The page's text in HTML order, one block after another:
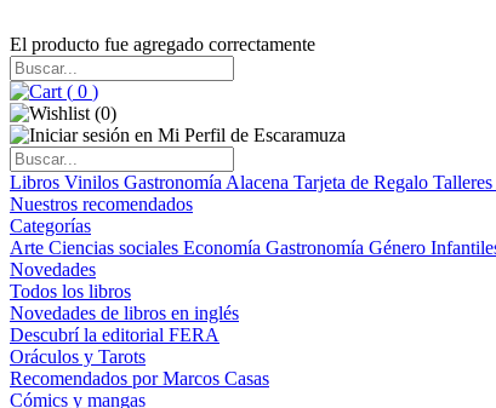
El producto fue agregado correctamente
( 0 )
(0)
Libros Vinilos Gastronomía Alacena Tarjeta de Regalo Talleres
Nuestros recomendados
Categorías
Arte Ciencias sociales Economía Gastronomía Género
Novedades
Todos los libros
Novedades de libros en inglés
Descubrí la editorial FERA
Oráculos y Tarots
Recomendados por Marcos Casas
Cómics y mangas